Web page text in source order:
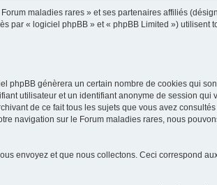
maladies rares » et ses partenaires affiliés
par « logiciel phpBB » et « phpBB Limited »)
phpBB génèrera un certain nombre de cookies qui
utilisateur et un identifiant anonyme de session
de ce fait tous les sujets que vous avez
navigation sur le Forum maladies rares, nous
envoyez et que nous collectons. Ceci correspond